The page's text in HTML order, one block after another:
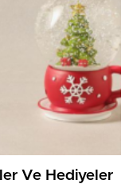
Ve Hediyeler